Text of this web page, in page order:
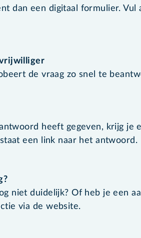
dan een digitaal formulier. Vul
vrijwilliger
de vraag zo snel te
heeft gegeven, krijg je
een link naar het antwoord.
niet duidelijk? Of heb je een
via de website.